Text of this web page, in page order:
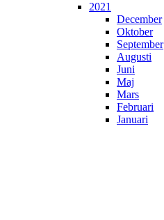
2021
December
Oktober
September
Augusti
Juni
Maj
Mars
Februari
Januari